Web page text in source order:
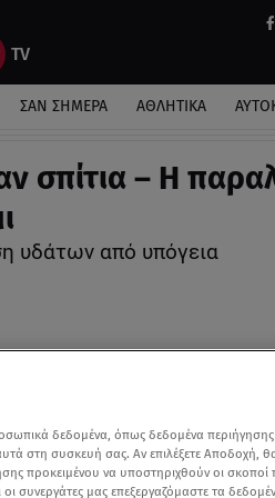
ΣΑΝ ΣΗΜΕΡΑ ΑΘΛΗΤΙΚΑ
σπίτια – Η
υδάτων από υπόγεια
δεδομένα, όπως δεδομένα
στη συσκευή σας. Αν επιλέξετε Αποδοχή,
προκειμένου να υποστηριχθούν οι σκοποί
οι συνεργάτες μας επεξεργαζόμαστε τα